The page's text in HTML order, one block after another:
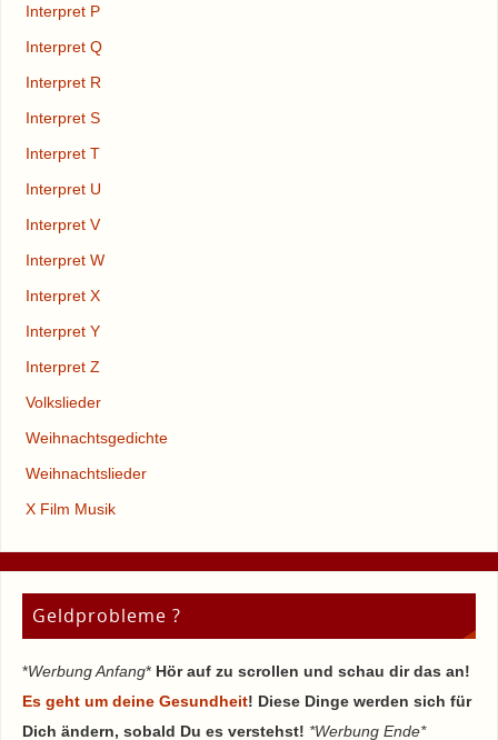
Interpret P
Interpret Q
Interpret R
Interpret S
Interpret T
Interpret U
Interpret V
Interpret W
Interpret X
Interpret Y
Interpret Z
Volkslieder
Weihnachtsgedichte
Weihnachtslieder
X Film Musik
Geldprobleme ?
*Werbung Anfang* Hör auf zu scrollen und schau dir das an!
Es geht um deine Gesundheit! Diese Dinge werden sich für
Dich ändern, sobald Du es verstehst! *Werbung Ende*